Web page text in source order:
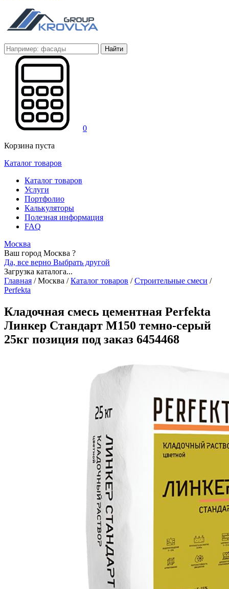
Найти
0
Корзина пуста
Каталог товаров
Каталог товаров
Услуги
Портфолио
Калькуляторы
Полезная информация
FAQ
Москва
Ваш город Москва ?
Да, все верно Выбрать другой
Загрузка каталога...
Главная /Москва / Каталог товаров / Строительные смеси /
Perfekta
Кладочная смесь цементная Perfekta
Линкер Стандарт М150 темно-серый
25кг позиция под заказ 6454468